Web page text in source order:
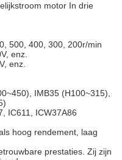
motor In drie
500, 400, 300, 200r/min
enz.
enz.
IMB35 (H100~315),
IC611, ICW37A86
hoog rendement, laag
prestaties. Zij zijn